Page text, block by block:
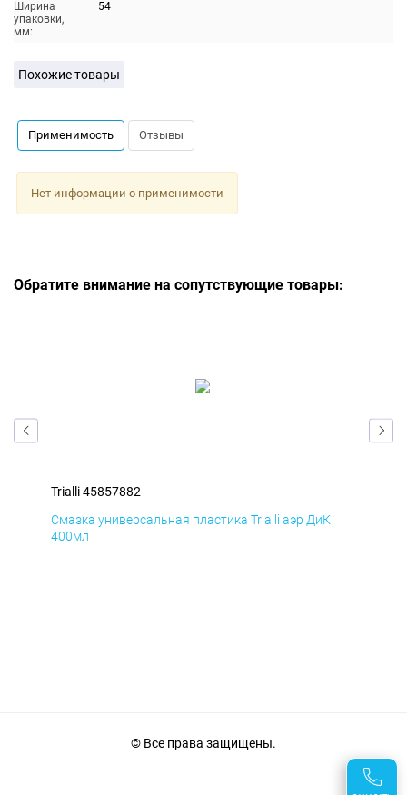
Ширина
упаковки,
мм:
54
Похожие товары
Применимость Отзывы
Нет информации о применимости
Обратите внимание на сопутствующие товары:
Trialli 45857882
Смазка универсальная пластика Trialli аэр ДиК
400мл
© Все права защищены.